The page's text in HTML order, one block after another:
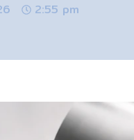
2:55 pm